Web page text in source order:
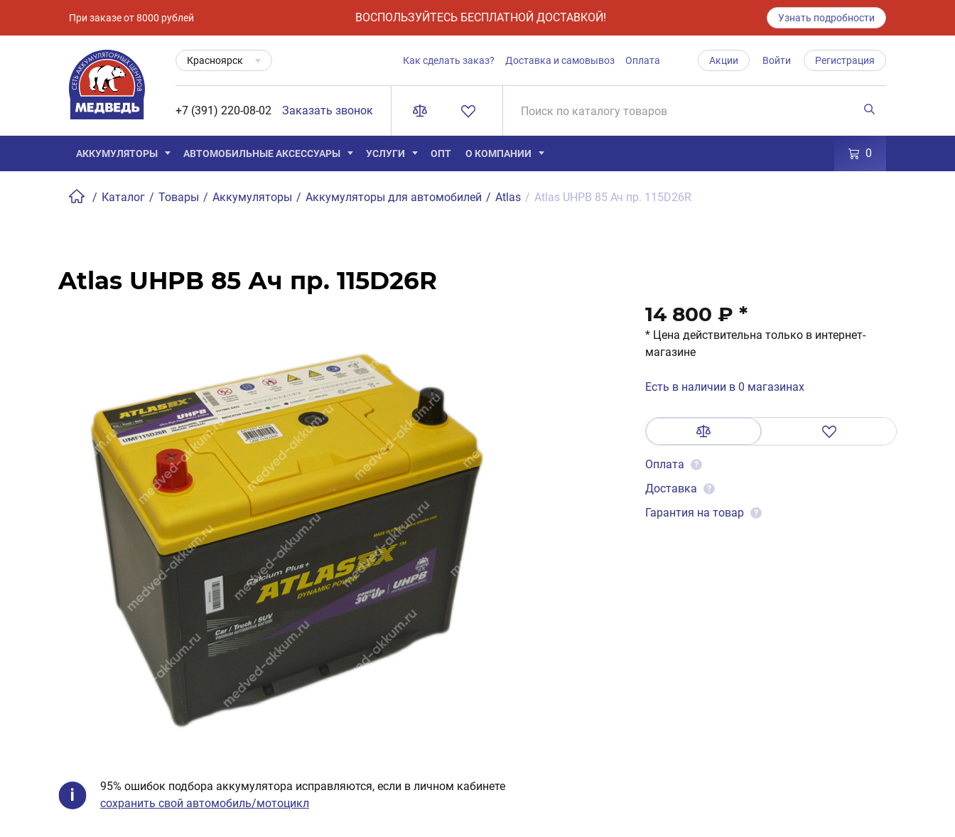
При заказе от 8000 рублей ВОСПОЛЬЗУЙТЕСЬ БЕСПЛАТНОЙ ДОСТАВКОЙ! Узнать подробности
Красноярск Как сделать заказ? Доставка и самовывоз Оплата Акции Войти Регистрация
+7 (391) 220-08-02 Заказать звонок
АККУМУЛЯТОРЫ АВТОМОБИЛЬНЫЕ АКСЕССУАРЫ УСЛУГИ ОПТ О КОМПАНИИ 0
/ Каталог / Товары / Аккумуляторы / Аккумуляторы для автомобилей / Atlas / Atlas UHPB 85 Ач пр. 115D26R
Atlas UHPB 85 Ач пр. 115D26R
95% ошибок подбора аккумулятора исправляются, если в личном кабинете
сохранить свой автомобиль/мотоцикл
14 800 ₽ *
* Цена действительна только в интернет-
магазине
Есть в наличии в 0 магазинах
Оплата ?
Доставка ?
Гарантия на товар ?